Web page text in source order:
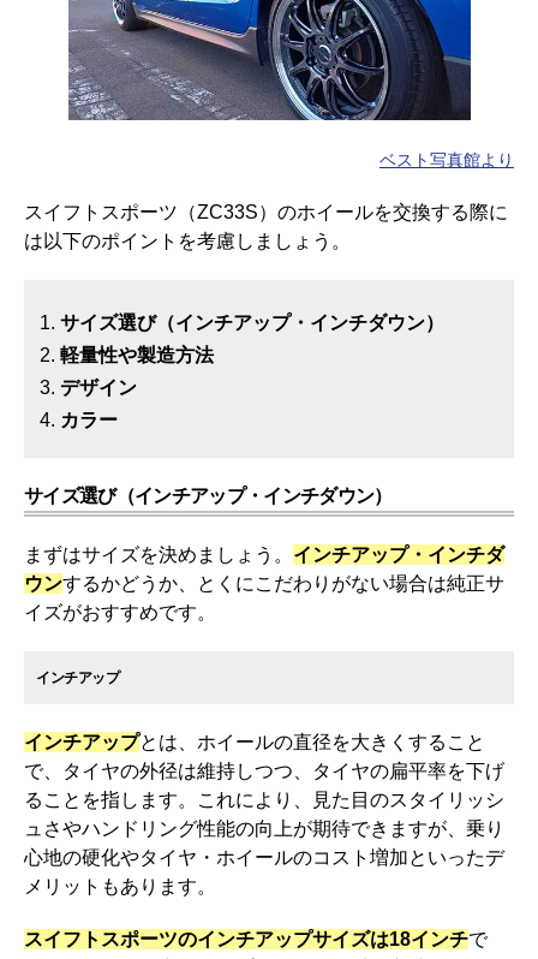
ベスト写真館より
スイフトスポーツ（ZC33S）のホイールを交換する際に
は以下のポイントを考慮しましょう。
サイズ選び（インチアップ・インチダウン）
軽量性や製造方法
デザイン
カラー
サイズ選び（インチアップ・インチダウン）
まずはサイズを決めましょう。 インチアップ・インチダ
ウンするかどうか、とくにこだわりがない場合は純正サ
イズがおすすめです。
インチアップ
インチアップとは、ホイールの直径を大きくすること
で、タイヤの外径は維持しつつ、タイヤの扁平率を下げ
ることを指します。これにより、見た目のスタイリッシ
ュさやハンドリング性能の向上が期待できますが、乗り
心地の硬化やタイヤ・ホイールのコスト増加といったデ
メリットもあります。
スイフトスポーツのインチアップサイズは18インチで